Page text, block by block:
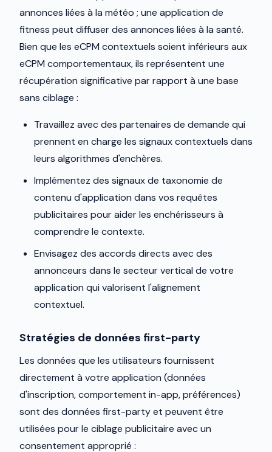
annonces liées à la météo ; une application de
fitness peut diffuser des annonces liées à la santé.
Bien que les eCPM contextuels soient inférieurs aux
eCPM comportementaux, ils représentent une
récupération significative par rapport à une base
sans ciblage :
Travaillez avec des partenaires de demande qui
prennent en charge les signaux contextuels dans
leurs algorithmes d'enchères.
Implémentez des signaux de taxonomie de
contenu d'application dans vos requêtes
publicitaires pour aider les enchérisseurs à
comprendre le contexte.
Envisagez des accords directs avec des
annonceurs dans le secteur vertical de votre
application qui valorisent l'alignement
contextuel.
Stratégies de données first-party
Les données que les utilisateurs fournissent
directement à votre application (données
d'inscription, comportement in-app, préférences)
sont des données first-party et peuvent être
utilisées pour le ciblage publicitaire avec un
consentement approprié :